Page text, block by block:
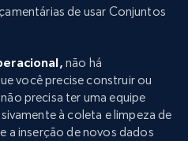
de usar Conjuntos
não há
você precise construir ou
precisa ter uma equipe
à coleta e limpeza de
a inserção de novos dados